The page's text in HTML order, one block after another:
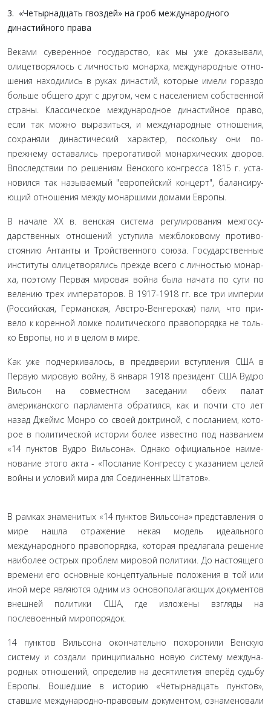
3. «Четырнадцать гвоздей» на гроб международного
династийного права
Веками суверенное государство, как мы уже доказывали,
олицетворялось с личностью монарха, международные отно­
шения находились в руках династий, которые имели гораздо
больше общего друг с другом, чем с населением собственной
страны. Классическое международное династийное право,
если так можно выразиться, и международные отноше­ния,
сохраняли династический характер, поскольку они по-
прежнему оставались прерогативой монархических дворов.
Впоследствии по решениям Венского конгресса 1815 г. уста­
новился так называемый "европейский концерт", балансиру­
ющий отношения между монаршими домами Европы.
В начале XX в. венская система регулирования межгосу­
дарственных отношений уступила межблоковому противо­
стоянию Антанты и Тройственного союза. Государственные
институты олицетворялись прежде всего с личностью монар­
ха, поэтому Первая мировая война была начата по сути по
велению трех императоров. В 1917-1918 гг. все три империи
(Российская, Германская, Австро-Венгерская) пали, что при­
вело к коренной ломке политического правопорядка не толь­
ко Европы, но и в целом в мире.
Как уже подчеркивалось, в преддверии вступления США в
Первую мировую войну, 8 января 1918 президент США Вудро
Вильсон на совместном заседании обеих палат
американского парламента обратился, как и почти сто лет
назад Джеймс Монро со своей доктриной, с посланием, кото­
рое в политической истории более известно под названием
«14 пунктов Вудро Вильсона». Однако официальное наиме­
нование этого акта - «Послание Конгрессу с указанием целей
войны и условий мира для Соединенных Штатов».
В рамках знаменитых «14 пунктов Вильсона» представ­ления о
мире нашла отражение некая модель идеального
международного правопорядка, которая предлагала реше­ние
наиболее острых проблем мировой политики. До насто­ящего
времени его основные концептуальные положения в той или
иной мере являются одним из основополагающих документов
внешней политики США, где изложены взгляды на
послевоенный миропорядок.
14 пунктов Вильсона окончательно похоронили Венскую
систему и создали принципиально новую систему междуна­
родных отношений, определив на десятилетия вперёд судь­бу
Европы. Вошедшие в историю «Четырнадцать пунктов»,
ставшие международно-правовым документом, ознаменова­ли